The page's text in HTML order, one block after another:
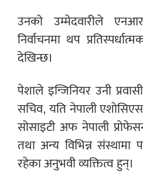
उनको उम्मेदवारीले
निर्वाचनमा थप
देखिन्छ।
पेशाले इन्जिनियर उनी
सचिव, यति नेपाली
सोसाइटी अफ नेपाली
तथा अन्य विभिन्न संस्थामा
रहेका अनुभवी व्यक्तित्व हुन्।